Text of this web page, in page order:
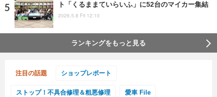
ト「くるままていらいふ」に52台のマイカー集結
2026.5.8 Fri 12:10
ランキングをもっと見る
注目の話題 ショップレポート
ストップ！不具合修理＆粗悪修理 愛車 File